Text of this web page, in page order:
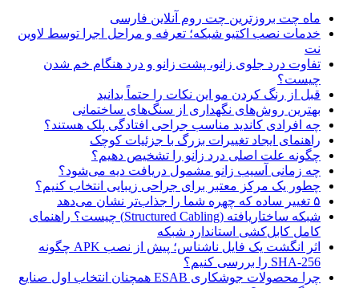
ماه چت بروزترین چت روم آنلاین فارسی
خدمات نصب اکتیو شبکه؛ تعرفه و مراحل اجرا توسط لاوین
نت
تفاوت درد جلوی زانو، پشت زانو و درد هنگام خم شدن
چیست؟
قبل از رنگ کردن مو این نکات را حتماً بدانید
بهترین روش‌های نگهداری از سنگ‌های ساختمانی
چه افرادی کاندید مناسب جراحی افتادگی پلک هستند؟
راهنمای ایجاد تغییرات بزرگ با جزئیات کوچک
چگونه علت اصلی درد زانو را تشخیص دهیم؟
چه زمانی آسیب زانو مشمول دریافت دیه می‌شود؟
چطور یک مرکز معتبر برای جراحی زیبایی انتخاب کنیم؟
۵ تغییر ساده که چهره شما را جذاب‌تر نشان می‌دهد
شبکه ساختاریافته (Structured Cabling) چیست؟ راهنمای
کامل کابل‌کشی استاندارد شبکه
اثر انگشت یک فایل ناشناس؛ پیش از نصب APK چگونه
SHA-256 را بررسی کنیم؟
چرا محصولات جوشکاری ESAB همچنان انتخاب اول صنایع